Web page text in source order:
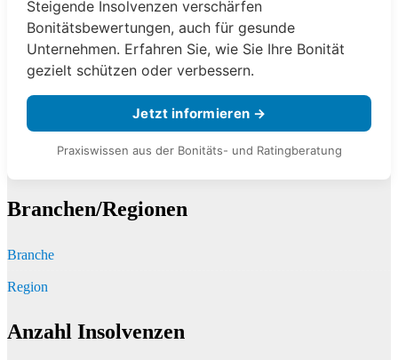
Steigende Insolvenzen verschärfen
Bonitätsbewertungen, auch für gesunde
Unternehmen. Erfahren Sie, wie Sie Ihre Bonität
gezielt schützen oder verbessern.
Jetzt informieren →
Praxiswissen aus der Bonitäts- und Ratingberatung
Branchen/Regionen
Branche
Region
Anzahl Insolvenzen